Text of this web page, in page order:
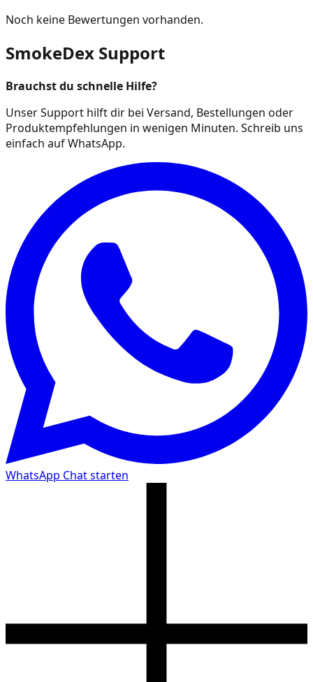
Noch keine Bewertungen vorhanden.
SmokeDex Support
Brauchst du schnelle Hilfe?
Unser Support hilft dir bei Versand, Bestellungen oder
Produktempfehlungen in wenigen Minuten. Schreib uns
einfach auf WhatsApp.
WhatsApp Chat starten